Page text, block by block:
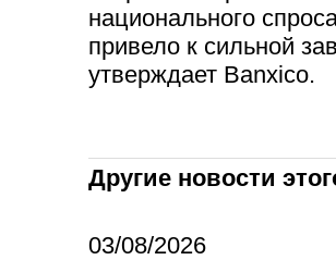
национального
привело к сильной
утверждает Banxico.
Другие новости
03/08/2026